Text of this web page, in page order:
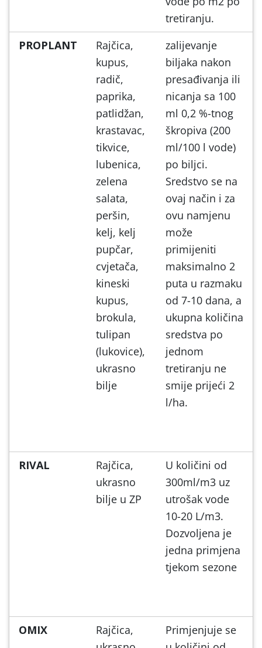
tretiranju.
PROPLANT
Rajčica,
kupus,
radič,
paprika,
patlidžan,
krastavac,
tikvice,
lubenica,
zelena
salata,
peršin,
kelj, kelj
pupčar,
cvjetača,
kineski
kupus,
brokula,
tulipan
(lukovice),
ukrasno
bilje
zalijevanje
biljaka nakon
presađivanja ili
nicanja sa 100
ml 0,2 %-tnog
škropiva (200
ml/100 l vode)
po biljci.
Sredstvo se na
ovaj način i za
ovu namjenu
može
primijeniti
maksimalno 2
puta u razmaku
od 7-10 dana, a
ukupna količina
sredstva po
jednom
tretiranju ne
smije prijeći 2
l/ha.
RIVAL
Rajčica,
ukrasno
bilje u ZP
U količini od
300ml/m3 uz
utrošak vode
10-20 L/m3.
Dozvoljena je
jedna primjena
tjekom sezone
OMIX
Rajčica,
Primjenjuje se